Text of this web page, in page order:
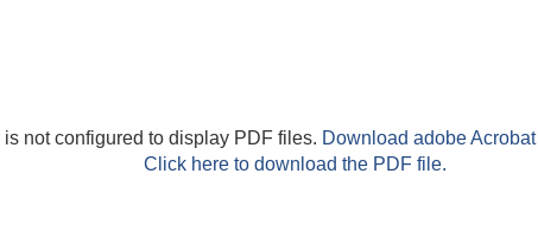
not configured to display PDF files. Download adobe Acrobat
Click here to download the PDF file.